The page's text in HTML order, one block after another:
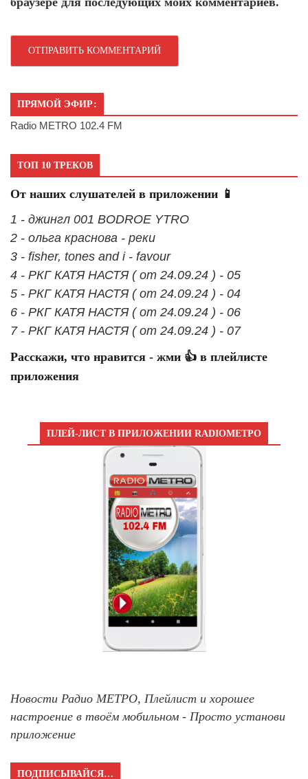
ПРЯМОЙ ЭФИР:
Radio METRO 102.4 FM
ТОП 10 ТРЕКОВ
От наших слушателей в приложении 📱
1 - джингл 001 BODROE YTRO
2 - ольга краснова - реки
3 - fisher, tones and i - favour
4 - РКГ КАТЯ НАСТЯ ( от 24.09.24 ) - 05
5 - РКГ КАТЯ НАСТЯ ( от 24.09.24 ) - 04
6 - РКГ КАТЯ НАСТЯ ( от 24.09.24 ) - 06
7 - РКГ КАТЯ НАСТЯ ( от 24.09.24 ) - 07
Расскажи, что нравится - жми 👍 в плейлисте
приложения
ПЛЕЙ-ЛИСТ В ПРИЛОЖЕНИИ RADIOМЕТРО
Новости Радио МЕТРО, Плейлист и хорошее
настроение в твоём мобильном - Просто установи
приложение
ПОДПИСЫВАЙСЯ…